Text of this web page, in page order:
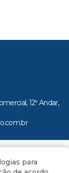
12º Andar,
4oito para